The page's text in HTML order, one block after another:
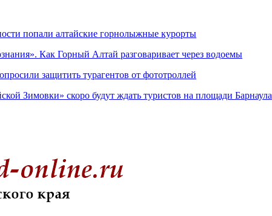
попали алтайские горнолыжные курорты
Как Горный Алтай разговаривает через водоемы
защитить турагентов от фототроллей
Зимовки» скоро будут ждать туристов на площади Барнаула